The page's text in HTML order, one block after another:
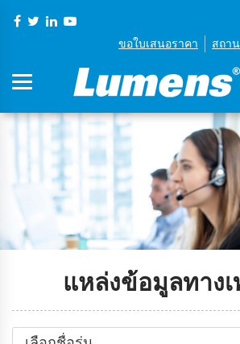
ขอใบเสนอราคา สถา
แหล่งข้อมูลทาง